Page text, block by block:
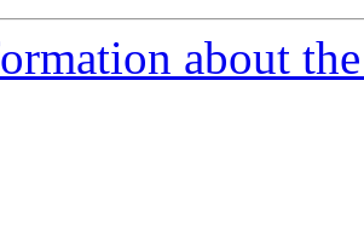
about